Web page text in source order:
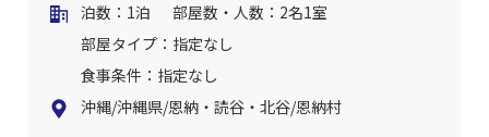
泊数：1泊
部屋数・人数：2名1室
部屋タイプ：指定なし
食事条件：指定なし
沖縄/沖縄県/恩納・読谷・北谷/恩納村